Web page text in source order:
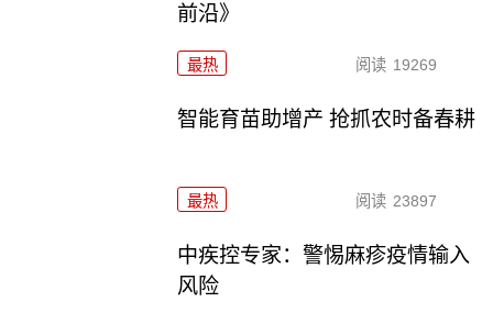
前沿》
最热 阅读 19269
智能育苗助增产 抢抓农时备春耕
最热 阅读 23897
中疾控专家：警惕麻疹疫情输入
风险